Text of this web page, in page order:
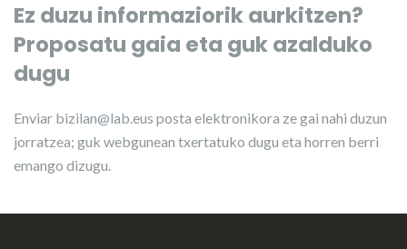
Ez duzu informaziorik aurkitzen?
Proposatu gaia eta guk azalduko
dugu
Enviar bizilan@lab.eus posta elektronikora ze gai nahi duzun
jorratzea; guk webgunean txertatuko dugu eta horren berri
emango dizugu.